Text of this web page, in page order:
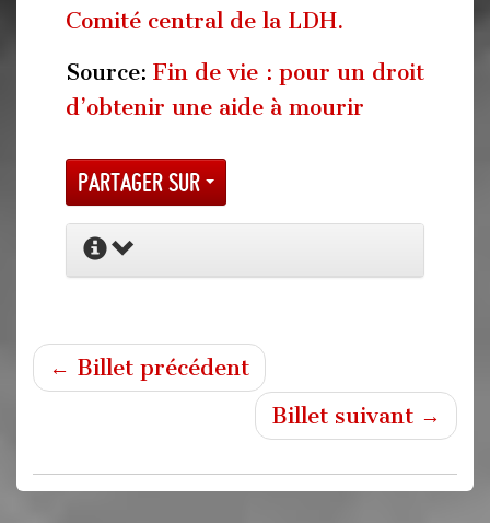
Comité central de la LDH.
Source:Fin de vie : pour un droit
d’obtenir une aide à mourir
Partager sur
← Billet précédent
Billet suivant →